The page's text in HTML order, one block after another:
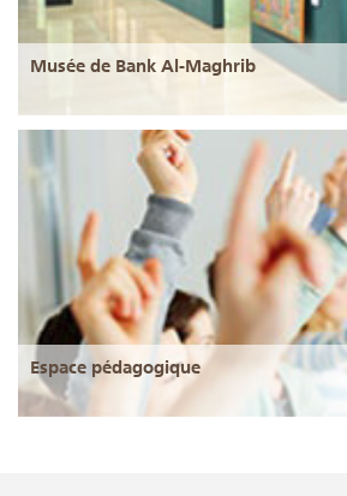
Musée de Bank Al-Maghrib
Espace pédagogique